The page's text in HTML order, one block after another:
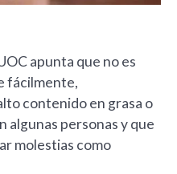
apunta que no es
fácilmente,
contenido en grasa o
algunas personas y que
molestias como